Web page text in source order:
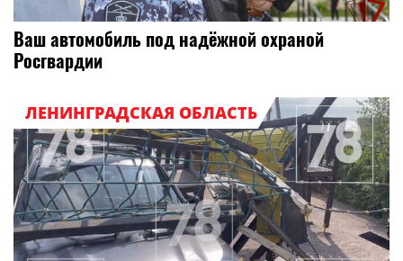
Ваш автомобиль под надёжной охраной
Росгвардии
ЛЕНИНГРАДСКАЯ ОБЛАСТЬ